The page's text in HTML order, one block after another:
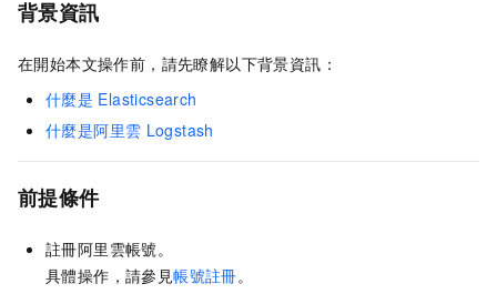
背景資訊
在開始本文操作前，請先瞭解以下背景資訊：
什麼是 Elasticsearch
什麼是阿里雲 Logstash
前提條件
註冊阿里雲帳號。
具體操作，請參見帳號註冊。